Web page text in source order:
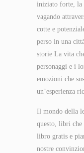
iniziato forte, la
vagando
cotte e
perso in una
storie La vita
personaggi e i
emozioni che
un’esperienza
Il mondo della
questo, libri che
libro gratis e
nostre